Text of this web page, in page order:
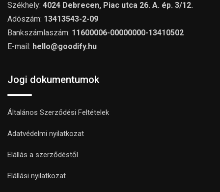
Székhely: 4024 Debrecen, Piac utca 26. A. ép. 3/12.
Adószám: 13413543-2-09
Bankszámlaszám: 11600006-00000000-13410502
E-mail: hello@goodify.hu
Jogi dokumentumok
Általános Szerződési Feltételek
Adatvédelmi nyilatkozat
Elállás a szerződéstől
Elállási nyilatkozat